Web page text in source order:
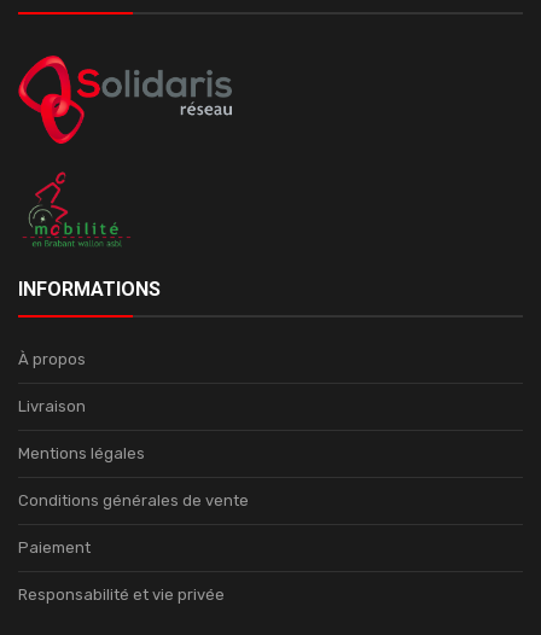
INFORMATIONS
À propos
Livraison
Mentions légales
Conditions générales de vente
Paiement
Responsabilité et vie privée